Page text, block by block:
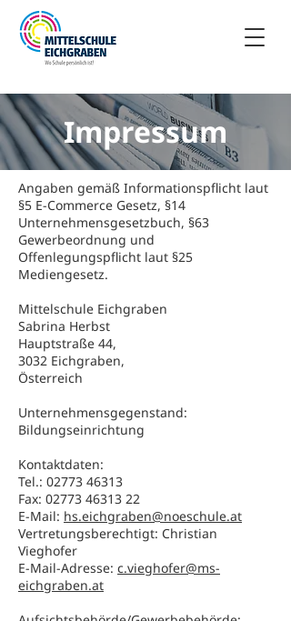
Impressum
Angaben gemäß Informationspflicht laut
§5 E-Commerce Gesetz, §14
Unternehmensgesetzbuch, §63
Gewerbeordnung und
Offenlegungspflicht laut §25
Mediengesetz.
Mittelschule Eichgraben
Sabrina Herbst
Hauptstraße 44,
3032 Eichgraben,
Österreich
Unternehmensgegenstand:
Bildungseinrichtung
Kontaktdaten:
Tel.: 02773 46313
Fax: 02773 46313 22
E-Mail: hs.eichgraben@noeschule.at
Vertretungsberechtigt: Christian
Vieghofer
E-Mail-Adresse: c.vieghofer@ms-
eichgraben.at